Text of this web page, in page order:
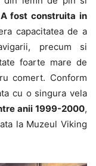
A fost construita in
capacitatea de a
precum si
foarte mare de
comert. Conform
cu o singura vela
anii 1999-2000,
la Muzeul Viking